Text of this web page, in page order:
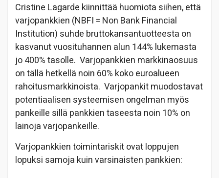
Cristine Lagarde kiinnittää huomiota siihen, että
varjopankkien (NBFI = Non Bank Financial
Institution) suhde bruttokansantuotteesta on
kasvanut vuosituhannen alun 144% lukemasta
jo 400% tasolle. Varjopankkien markkinaosuus
on tällä hetkellä noin 60% koko euroalueen
rahoitusmarkkinoista. Varjopankit muodostavat
potentiaalisen systeemisen ongelman myös
pankeille sillä pankkien taseesta noin 10% on
lainoja varjopankeille.
Varjopankkien toimintariskit ovat loppujen
lopuksi samoja kuin varsinaisten pankkien: